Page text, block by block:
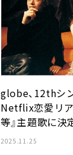
globe、12thシ
Netflix恋愛リ
等』主題歌に決
2025.11.25